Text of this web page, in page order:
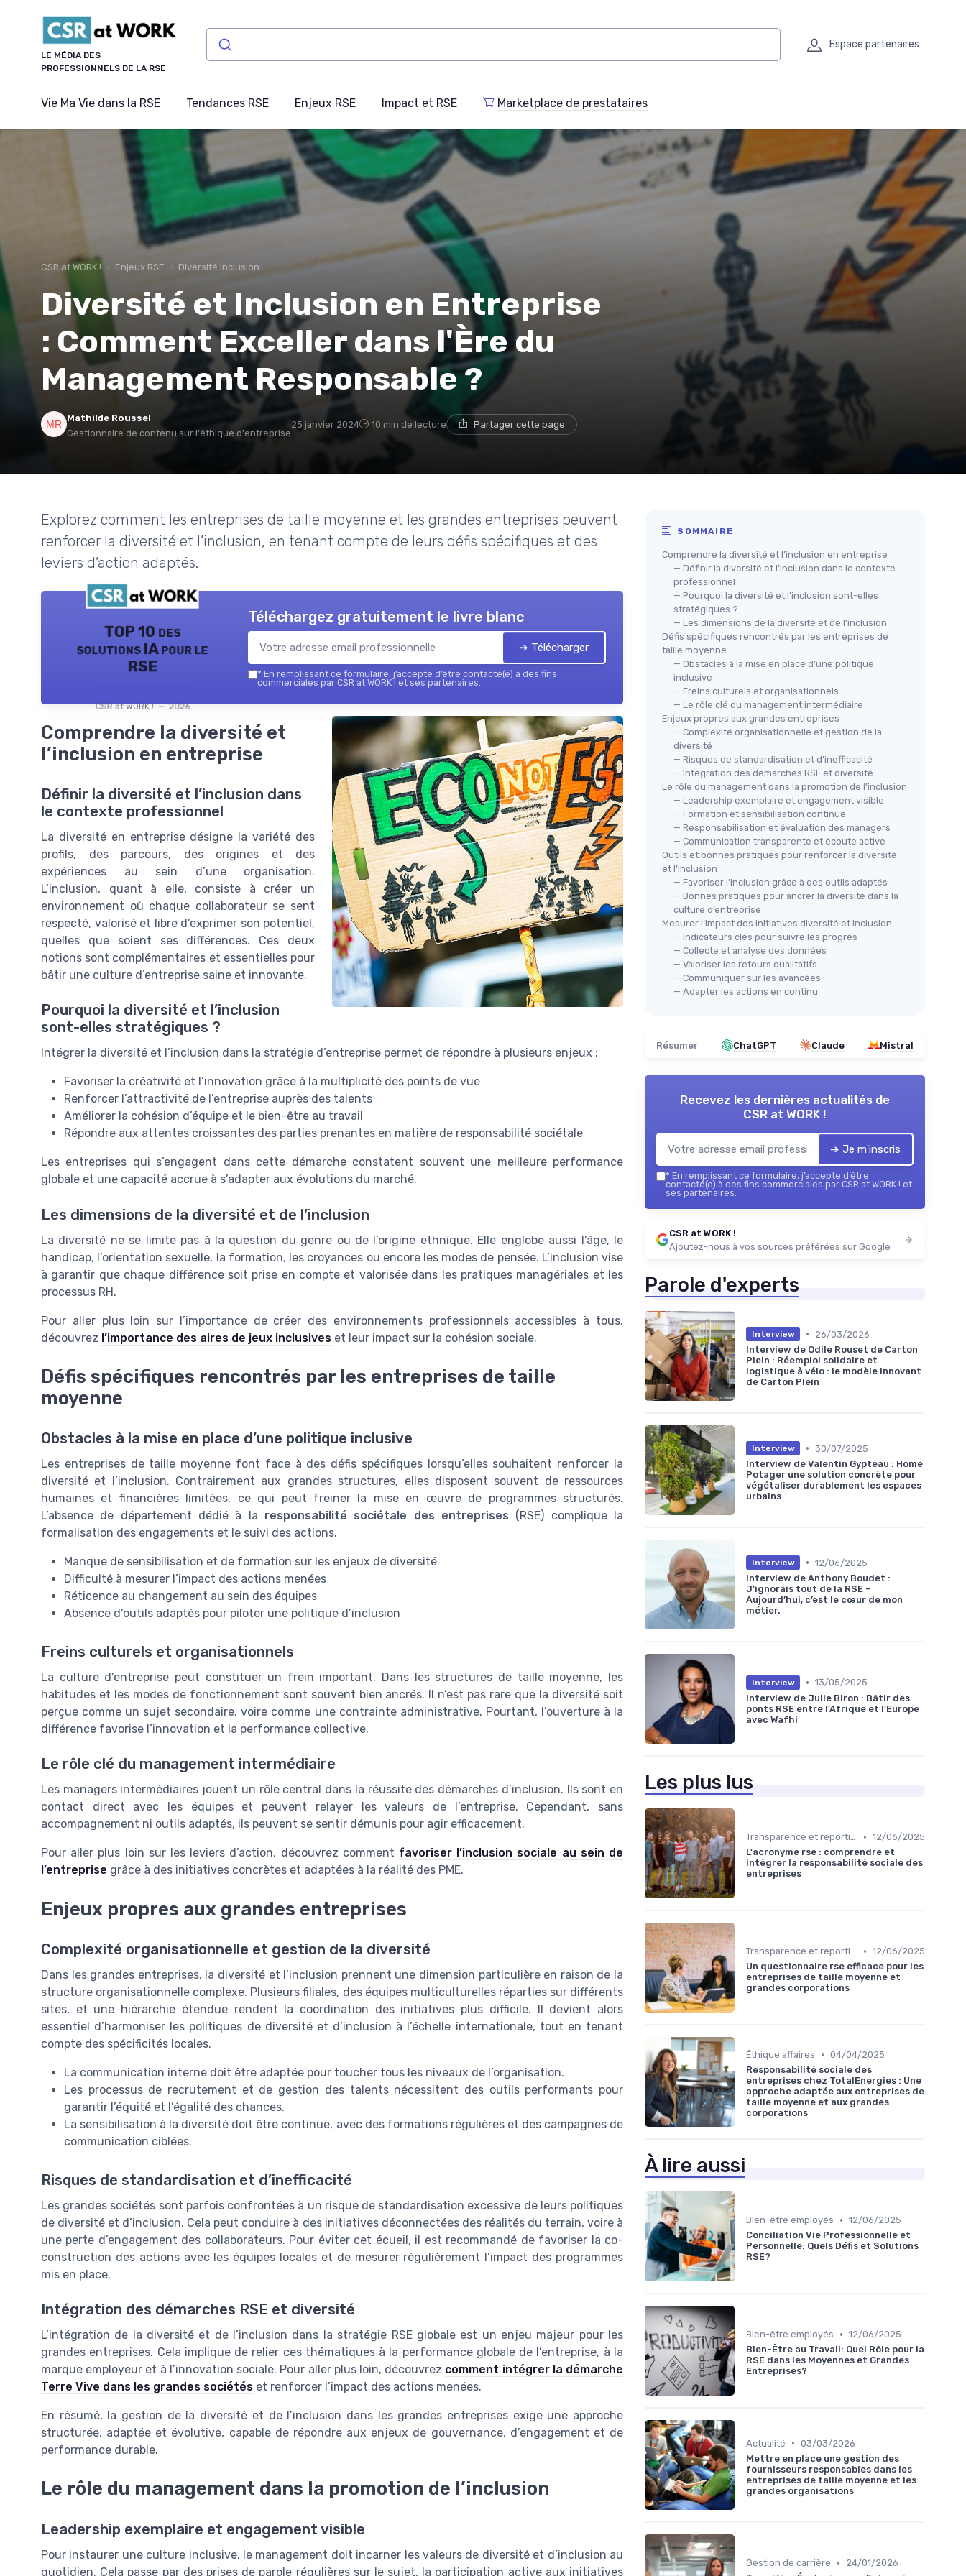
LE MÉDIA DES
PROFESSIONNELS DE LA RSE
Espace partenaires
Vie Ma Vie dans la RSE Tendances RSE Enjeux RSE Impact et RSE Marketplace de prestataires
CSR at WORK ! Enjeux RSE Diversité inclusion
Diversité et Inclusion en Entreprise
: Comment Exceller dans l'Ère du
Management Responsable ?
Mathilde Roussel
Gestionnaire de contenu sur l'éthique d'entreprise
25 janvier 2024 10 min de lecture Partager cette page
Explorez comment les entreprises de taille moyenne et les grandes entreprises peuvent
renforcer la diversité et l’inclusion, en tenant compte de leurs défis spécifiques et des
leviers d’action adaptés.
TOP 10 des
solutions IA pour le
RSE
CSR at WORK ! — 2026
Téléchargez gratuitement le livre blanc
➔ Télécharger
* En remplissant ce formulaire, j’accepte d’être contacté(e) à des fins
commerciales par CSR at WORK ! et ses partenaires.
Comprendre la diversité et
l’inclusion en entreprise
Définir la diversité et l’inclusion dans
le contexte professionnel
La diversité en entreprise désigne la variété des
profils, des parcours, des origines et des
expériences au sein d’une organisation.
L’inclusion, quant à elle, consiste à créer un
environnement où chaque collaborateur se sent
respecté, valorisé et libre d’exprimer son potentiel,
quelles que soient ses différences. Ces deux
notions sont complémentaires et essentielles pour
bâtir une culture d’entreprise saine et innovante.
Pourquoi la diversité et l’inclusion
sont-elles stratégiques ?
Intégrer la diversité et l’inclusion dans la stratégie d’entreprise permet de répondre à plusieurs enjeux :
Favoriser la créativité et l’innovation grâce à la multiplicité des points de vue
Renforcer l’attractivité de l’entreprise auprès des talents
Améliorer la cohésion d’équipe et le bien-être au travail
Répondre aux attentes croissantes des parties prenantes en matière de responsabilité sociétale
Les entreprises qui s’engagent dans cette démarche constatent souvent une meilleure performance
globale et une capacité accrue à s’adapter aux évolutions du marché.
Les dimensions de la diversité et de l’inclusion
La diversité ne se limite pas à la question du genre ou de l’origine ethnique. Elle englobe aussi l’âge, le
handicap, l’orientation sexuelle, la formation, les croyances ou encore les modes de pensée. L’inclusion vise
à garantir que chaque différence soit prise en compte et valorisée dans les pratiques managériales et les
processus RH.
Pour aller plus loin sur l’importance de créer des environnements professionnels accessibles à tous,
découvrez l’importance des aires de jeux inclusives et leur impact sur la cohésion sociale.
Défis spécifiques rencontrés par les entreprises de taille
moyenne
Obstacles à la mise en place d’une politique inclusive
Les entreprises de taille moyenne font face à des défis spécifiques lorsqu’elles souhaitent renforcer la
diversité et l’inclusion. Contrairement aux grandes structures, elles disposent souvent de ressources
humaines et financières limitées, ce qui peut freiner la mise en œuvre de programmes structurés.
L’absence de département dédié à la responsabilité sociétale des entreprises (RSE) complique la
formalisation des engagements et le suivi des actions.
Manque de sensibilisation et de formation sur les enjeux de diversité
Difficulté à mesurer l’impact des actions menées
Réticence au changement au sein des équipes
Absence d’outils adaptés pour piloter une politique d’inclusion
Freins culturels et organisationnels
La culture d’entreprise peut constituer un frein important. Dans les structures de taille moyenne, les
habitudes et les modes de fonctionnement sont souvent bien ancrés. Il n’est pas rare que la diversité soit
perçue comme un sujet secondaire, voire comme une contrainte administrative. Pourtant, l’ouverture à la
différence favorise l’innovation et la performance collective.
Le rôle clé du management intermédiaire
Les managers intermédiaires jouent un rôle central dans la réussite des démarches d’inclusion. Ils sont en
contact direct avec les équipes et peuvent relayer les valeurs de l’entreprise. Cependant, sans
accompagnement ni outils adaptés, ils peuvent se sentir démunis pour agir efficacement.
Pour aller plus loin sur les leviers d’action, découvrez comment favoriser l’inclusion sociale au sein de
l’entreprise grâce à des initiatives concrètes et adaptées à la réalité des PME.
Enjeux propres aux grandes entreprises
Complexité organisationnelle et gestion de la diversité
Dans les grandes entreprises, la diversité et l’inclusion prennent une dimension particulière en raison de la
structure organisationnelle complexe. Plusieurs filiales, des équipes multiculturelles réparties sur différents
sites, et une hiérarchie étendue rendent la coordination des initiatives plus difficile. Il devient alors
essentiel d’harmoniser les politiques de diversité et d’inclusion à l’échelle internationale, tout en tenant
compte des spécificités locales.
La communication interne doit être adaptée pour toucher tous les niveaux de l’organisation.
Les processus de recrutement et de gestion des talents nécessitent des outils performants pour
garantir l’équité et l’égalité des chances.
La sensibilisation à la diversité doit être continue, avec des formations régulières et des campagnes de
communication ciblées.
Risques de standardisation et d’inefficacité
Les grandes sociétés sont parfois confrontées à un risque de standardisation excessive de leurs politiques
de diversité et d’inclusion. Cela peut conduire à des initiatives déconnectées des réalités du terrain, voire à
une perte d’engagement des collaborateurs. Pour éviter cet écueil, il est recommandé de favoriser la co-
construction des actions avec les équipes locales et de mesurer régulièrement l’impact des programmes
mis en place.
Intégration des démarches RSE et diversité
L’intégration de la diversité et de l’inclusion dans la stratégie RSE globale est un enjeu majeur pour les
grandes entreprises. Cela implique de relier ces thématiques à la performance globale de l’entreprise, à la
marque employeur et à l’innovation sociale. Pour aller plus loin, découvrez comment intégrer la démarche
Terre Vive dans les grandes sociétés et renforcer l’impact des actions menées.
En résumé, la gestion de la diversité et de l’inclusion dans les grandes entreprises exige une approche
structurée, adaptée et évolutive, capable de répondre aux enjeux de gouvernance, d’engagement et de
performance durable.
Le rôle du management dans la promotion de l’inclusion
Leadership exemplaire et engagement visible
Pour instaurer une culture inclusive, le management doit incarner les valeurs de diversité et d’inclusion au
quotidien. Cela passe par des prises de parole régulières sur le sujet, la participation active aux initiatives
SOMMAIRE
Comprendre la diversité et l’inclusion en entreprise
— Définir la diversité et l’inclusion dans le contexte
professionnel
— Pourquoi la diversité et l’inclusion sont-elles
stratégiques ?
— Les dimensions de la diversité et de l’inclusion
Défis spécifiques rencontrés par les entreprises de
taille moyenne
— Obstacles à la mise en place d’une politique
inclusive
— Freins culturels et organisationnels
— Le rôle clé du management intermédiaire
Enjeux propres aux grandes entreprises
— Complexité organisationnelle et gestion de la
diversité
— Risques de standardisation et d’inefficacité
— Intégration des démarches RSE et diversité
Le rôle du management dans la promotion de l’inclusion
— Leadership exemplaire et engagement visible
— Formation et sensibilisation continue
— Responsabilisation et évaluation des managers
— Communication transparente et écoute active
Outils et bonnes pratiques pour renforcer la diversité
et l’inclusion
— Favoriser l’inclusion grâce à des outils adaptés
— Bonnes pratiques pour ancrer la diversité dans la
culture d’entreprise
Mesurer l’impact des initiatives diversité et inclusion
— Indicateurs clés pour suivre les progrès
— Collecte et analyse des données
— Valoriser les retours qualitatifs
— Communiquer sur les avancées
— Adapter les actions en continu
Résumer ChatGPT Claude Mistral
Recevez les dernières actualités de
CSR at WORK !
➔ Je m'inscris
* En remplissant ce formulaire, j’accepte d’être
contacté(e) à des fins commerciales par CSR at WORK ! et
ses partenaires.
CSR at WORK !
Ajoutez-nous à vos sources préférées sur Google
Parole d'experts
Interview •
26/03/2026
Interview de Odile Rouset de Carton
Plein : Réemploi solidaire et
logistique à vélo : le modèle innovant
de Carton Plein
Interview • 30/07/2025
Interview de Valentin Gypteau : Home
Potager une solution concrète pour
végétaliser durablement les espaces
urbains
Interview • 12/06/2025
Interview de Anthony Boudet :
J’ignorais tout de la RSE -
Aujourd’hui, c’est le cœur de mon
métier.
Interview • 13/05/2025
Interview de Julie Biron : Bâtir des
ponts RSE entre l’Afrique et l’Europe
avec Wafhi
Les plus lus
Transparence et reporting • 12/06/2025
L'acronyme rse : comprendre et
intégrer la responsabilité sociale des
entreprises
Transparence et reporting • 12/06/2025
Un questionnaire rse efficace pour les
entreprises de taille moyenne et
grandes corporations
Éthique affaires • 04/04/2025
Responsabilité sociale des
entreprises chez TotalEnergies : Une
approche adaptée aux entreprises de
taille moyenne et aux grandes
corporations
À lire aussi
Bien-être employés • 12/06/2025
Conciliation Vie Professionnelle et
Personnelle: Quels Défis et Solutions
RSE?
Bien-être employés • 12/06/2025
Bien-Être au Travail: Quel Rôle pour la
RSE dans les Moyennes et Grandes
Entreprises?
Actualité • 03/03/2026
Mettre en place une gestion des
fournisseurs responsables dans les
entreprises de taille moyenne et les
grandes organisations
Gestion de carrière •
24/01/2026